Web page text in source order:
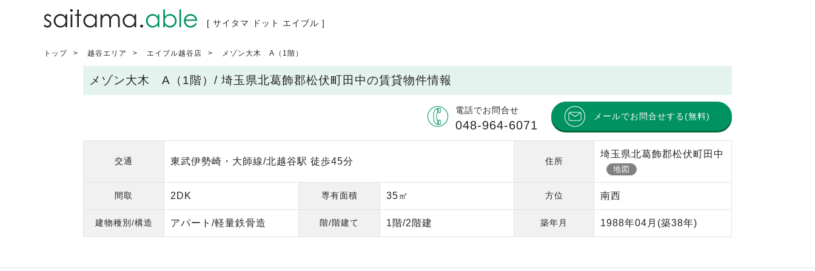
[ サイタマ ドット エイブル ]
トップ 越谷エリア エイブル越谷店 メゾン大木 A（1階）
メゾン大木 A（1階）/ 埼玉県北葛飾郡松伏町田中の賃貸物件情報
電話でお問合せ
048-964-6071
メールでお問合せする(無料)
交通 東武伊勢崎・大師線/北越谷駅 徒歩45分 住所
埼玉県北葛飾郡松伏町田中
地図
間取 2DK 専有面積 35㎡ 方位 南西
建物種別/構造 アパート/軽量鉄骨造 階/階建て 1階/2階建 築年月 1988年04月 (築38年)